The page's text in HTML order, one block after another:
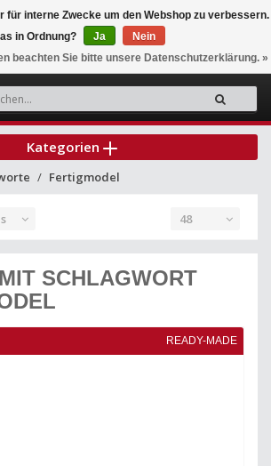
0
Kategorien
Fertigmodel
48
SCHLAGWORT
READY-MADE
für interne Zwecke um den Webshop zu verbessern.
in Ordnung?
Ja
Nein
beachten Sie bitte unsere Datenschutzerklärung. »